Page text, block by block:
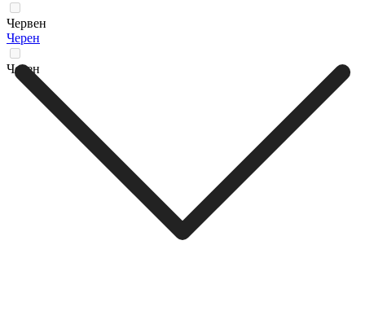
Червен
Черен
Черен